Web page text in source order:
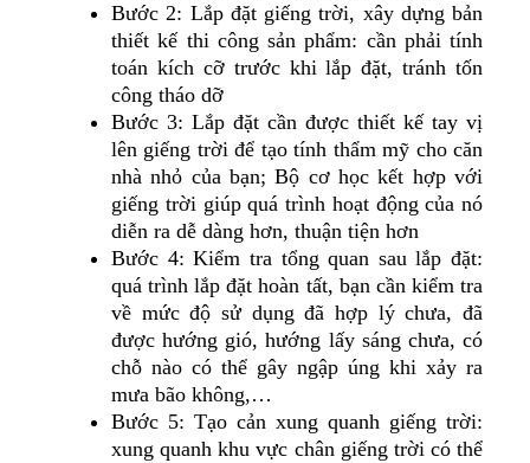
Bước 2: Lắp đặt giếng trời, xây dựng bản
thiết kế thi công sản phẩm: cần phải tính
toán kích cỡ trước khi lắp đặt, tránh tốn
công tháo dỡ
Bước 3: Lắp đặt cần được thiết kế tay vị
lên giếng trời để tạo tính thẩm mỹ cho căn
nhà nhỏ của bạn; Bộ cơ học kết hợp với
giếng trời giúp quá trình hoạt động của nó
diễn ra dễ dàng hơn, thuận tiện hơn
Bước 4: Kiểm tra tổng quan sau lắp đặt:
quá trình lắp đặt hoàn tất, bạn cần kiểm tra
về mức độ sử dụng đã hợp lý chưa, đã
được hướng gió, hướng lấy sáng chưa, có
chỗ nào có thể gây ngập úng khi xảy ra
mưa bão không,…
Bước 5: Tạo cản xung quanh giếng trời:
xung quanh khu vực chân giếng trời có thể